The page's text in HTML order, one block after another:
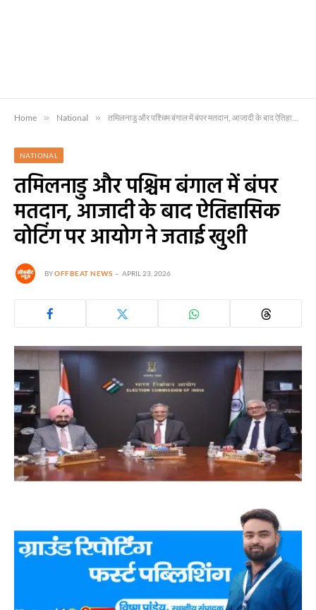
Home » National » तमिलनाडु और पश्चिम बंगाल में बंपर मतदान, आजादी के बाद ऐतिहासिक वोटिंग पर आयोग ने जताई खुशी
NATIONAL
तमिलनाडु और पश्चिम बंगाल में बंपर
मतदान, आजादी के बाद ऐतिहासिक
वोटिंग पर आयोग ने जताई खुशी
BYOFFBEAT NEWS APRIL 23, 2026